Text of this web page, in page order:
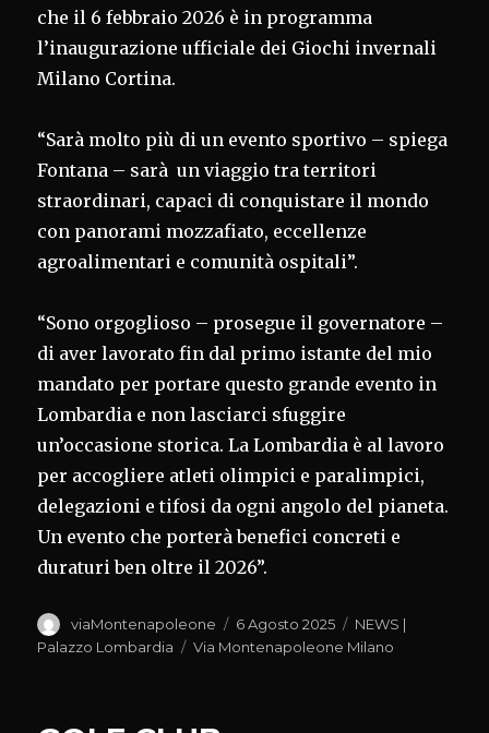
che il 6 febbraio 2026 è in programma
l’inaugurazione ufficiale dei Giochi invernali
Milano Cortina.
“Sarà molto più di un evento sportivo – spiega
Fontana – sarà un viaggio tra territori
straordinari, capaci di conquistare il mondo
con panorami mozzafiato, eccellenze
agroalimentari e comunità ospitali”.
“Sono orgoglioso – prosegue il governatore –
di aver lavorato fin dal primo istante del mio
mandato per portare questo grande evento in
Lombardia e non lasciarci sfuggire
un’occasione storica. La Lombardia è al lavoro
per accogliere atleti olimpici e paralimpici,
delegazioni e tifosi da ogni angolo del pianeta.
Un evento che porterà benefici concreti e
duraturi ben oltre il 2026”.
Autore
viaMontenapoleone
Pubblicato
il
6 Agosto 2025 Categorie
NEWS |
Palazzo Lombardia
Tag
Via Montenapoleone Milano